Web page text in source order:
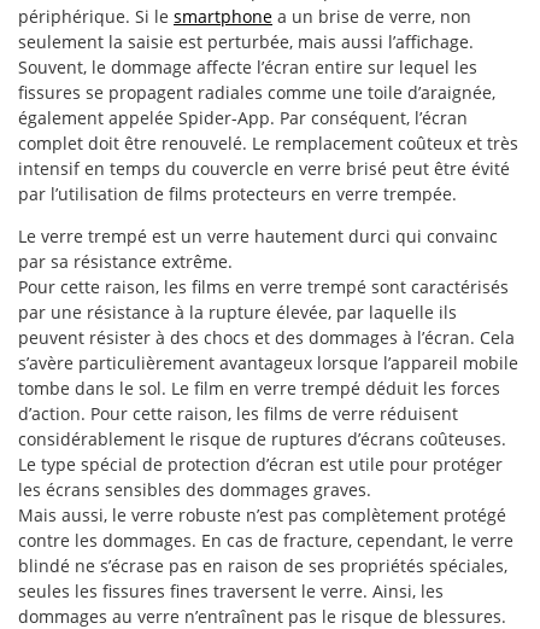
périphérique. Si le smartphone a un brise de verre, non
seulement la saisie est perturbée, mais aussi l’affichage.
Souvent, le dommage affecte l’écran entire sur lequel les
fissures se propagent radiales comme une toile d’araignée,
également appelée Spider-App. Par conséquent, l’écran
complet doit être renouvelé. Le remplacement coûteux et très
intensif en temps du couvercle en verre brisé peut être évité
par l’utilisation de films protecteurs en verre trempée.
Le verre trempé est un verre hautement durci qui convainc
par sa résistance extrême.
Pour cette raison, les films en verre trempé sont caractérisés
par une résistance à la rupture élevée, par laquelle ils
peuvent résister à des chocs et des dommages à l’écran. Cela
s’avère particulièrement avantageux lorsque l’appareil mobile
tombe dans le sol. Le film en verre trempé déduit les forces
d’action. Pour cette raison, les films de verre réduisent
considérablement le risque de ruptures d’écrans coûteuses.
Le type spécial de protection d’écran est utile pour protéger
les écrans sensibles des dommages graves.
Mais aussi, le verre robuste n’est pas complètement protégé
contre les dommages. En cas de fracture, cependant, le verre
blindé ne s’écrase pas en raison de ses propriétés spéciales,
seules les fissures fines traversent le verre. Ainsi, les
dommages au verre n’entraînent pas le risque de blessures.